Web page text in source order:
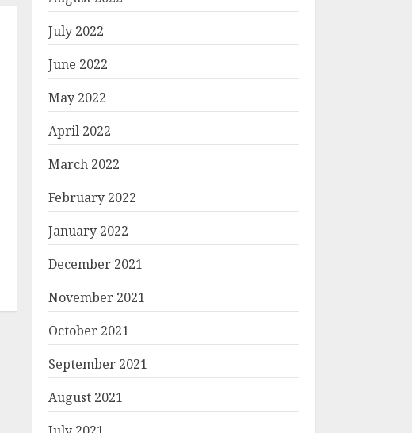
July 2022
June 2022
May 2022
April 2022
March 2022
February 2022
January 2022
December 2021
November 2021
October 2021
September 2021
August 2021